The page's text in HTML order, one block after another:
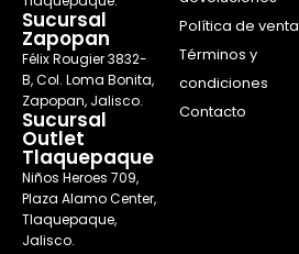
Sucursal
Zapopan
Félix Rougier 3832-
B, Col. Loma Bonita,
Zapopan, Jalisco.
Sucursal
Outlet
Tlaquepaque
Niños Heroes 709,
Plaza Alamo Center,
Tlaquepaque,
Jalisco.
Política de venta
Términos y
condiciones
Contacto